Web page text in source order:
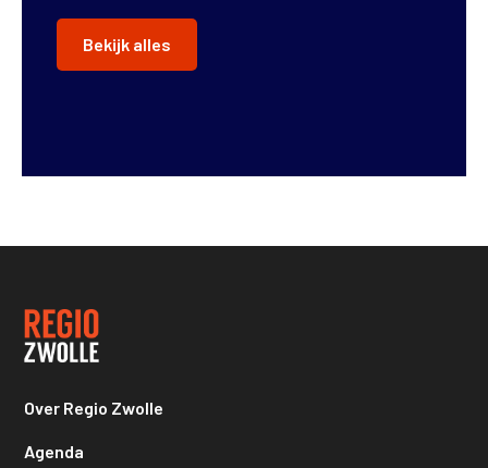
Bekijk alles
Over Regio Zwolle
Agenda